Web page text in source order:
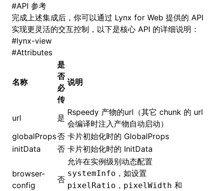
#API 参考
完成上述集成后，你可以通过 Lynx for Web 提供的 API
实现更灵活的交互控制，以下是核心 API 的详细说明：
#lynx-view
#Attributes
名称
是
否
必
传
说明
url 是
Rspeedy 产物的url（其它 chunk 的 url
会编译时注入产物自动启动）
globalProps否 卡片初始化时的 GlobalProps
initData
否 卡片初始化时的 InitData
browser-
config
否
允许在实例级别动态配置
systemInfo ，如设置
pixelRatio ， pixelWidth 和